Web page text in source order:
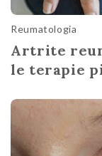
Reumatologia
Artrite
le terapie